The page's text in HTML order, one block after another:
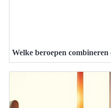
Welke beroepen